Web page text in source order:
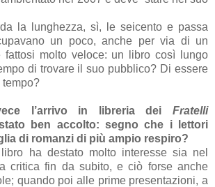
la lunghezza, sì, le seicento e passa
un poco, anche per via di un
fattosi molto veloce: un libro così lungo
di trovare il suo pubblico? Di essere
tempo?
l’arrivo in libreria dei Fratelli
ben accolto: segno che i lettori
di romanzi di più ampio respiro?
ha destato molto interesse sia nel
critica fin da subito, e ciò forse anche
quando poi alle prime presentazioni, a